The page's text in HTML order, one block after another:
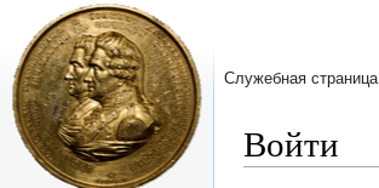
Войти
Служебная страница